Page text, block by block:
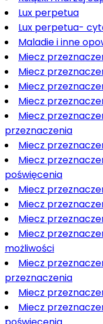
Lux perpetua
Lux perpetua-
Maladie i inne
Miecz
Miecz
Miecz
Miecz
Miecz
przeznaczenia
Miecz
Miecz
poświęcenia
Miecz
Miecz
Miecz
Miecz
możliwości
Miecz
przeznaczenia
Miecz
Miecz